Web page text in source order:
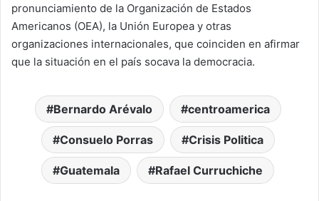
pronunciamiento de la Organización de Estados
Americanos (OEA), la Unión Europea y otras
organizaciones internacionales, que coinciden en afirmar
que la situación en el país socava la democracia.
Bernardo Arévalo centroamerica
Consuelo Porras Crisis Politica
Guatemala Rafael Curruchiche